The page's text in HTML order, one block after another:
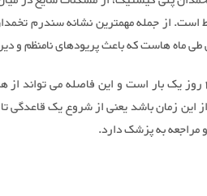
است. از جمله مهمترین نشانه سندرم
ماه هاست که باعث پریودهای نامنظم و
از این زمان باشد یعنی از شروع یک